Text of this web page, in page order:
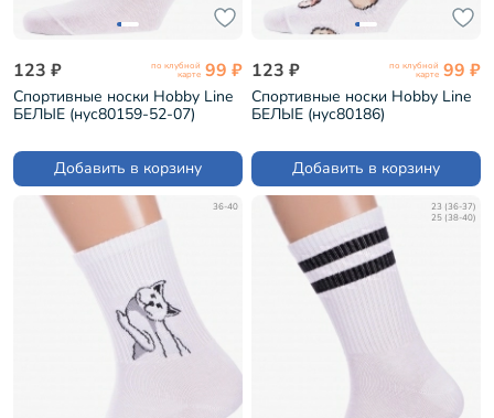
123 ₽ по клубной
карте 99 ₽
Спортивные носки Hobby Line
БЕЛЫЕ (нус80159-52-07)
Добавить в корзину
123 ₽ по клубной
карте 99 ₽
Спортивные носки Hobby Line
БЕЛЫЕ (нус80186)
Добавить в корзину
36-40
23 (36-37)
25 (38-40)